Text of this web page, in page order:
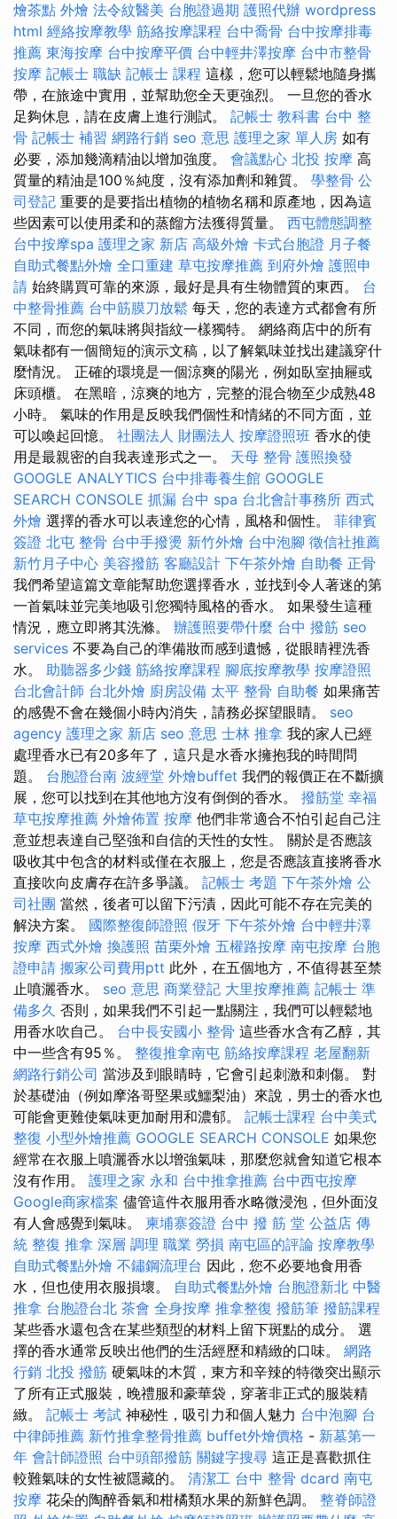
燴茶點 外燴 法令紋醫美 台胞證過期 護照代辦 wordpress
html 經絡按摩教學 筋絡按摩課程 台中喬骨 台中按摩排毒
推薦 東海按摩 台中按摩平價 台中輕井澤按摩 台中市整骨
按摩 記帳士 職缺 記帳士 課程 這樣，您可以輕鬆地隨身攜
帶，在旅途中實用，並幫助您全天更強烈。 一旦您的香水
足夠休息，請在皮膚上進行測試。 記帳士 教科書 台中 整
骨 記帳士 補習 網路行銷 seo 意思 護理之家 單人房 如有
必要，添加幾滴精油以增加強度。 會議點心 北投 按摩 高
質量的精油是100％純度，沒有添加劑和雜質。 學整骨 公
司登記 重要的是要指出植物的植物名稱和原產地，因為這
些因素可以使用柔和的蒸餾方法獲得質量。 西屯體態調整
台中按摩spa 護理之家 新店 高級外燴 卡式台胞證 月子餐
自助式餐點外燴 全口重建 草屯按摩推薦 到府外燴 護照申
請 始終購買可靠的來源，最好是具有生物體質的東西。 台
中整骨推薦 台中筋膜刀放鬆 每天，您的表達方式都會有所
不同，而您的氣味將與指紋一樣獨特。 網絡商店中的所有
氣味都有一個簡短的演示文稿，以了解氣味並找出建議穿什
麼情況。 正確的環境是一個涼爽的陽光，例如臥室抽屜或
床頭櫃。 在黑暗，涼爽的地方，完整的混合物至少成熟48
小時。 氣味的作用是反映我們個性和情緒的不同方面，並
可以喚起回憶。 社團法人 財團法人 按摩證照班 香水的使
用是最親密的自我表達形式之一。 天母 整骨 護照換發
GOOGLE ANALYTICS 台中排毒養生館 GOOGLE
SEARCH CONSOLE 抓漏 台中 spa 台北會計事務所 西式
外燴 選擇的香水可以表達您的心情，風格和個性。 菲律賓
簽證 北屯 整骨 台中手撥燙 新竹外燴 台中泡腳 徵信社推薦
新竹月子中心 美容撥筋 客廳設計 下午茶外燴 自助餐 正骨
我們希望這篇文章能幫助您選擇香水，並找到令人著迷的第
一首氣味並完美地吸引您獨特風格的香水。 如果發生這種
情況，應立即將其洗滌。 辦護照要帶什麼 台中 撥筋 seo
services 不要為自己的準備妝而感到遺憾，從眼睛裡洗香
水。 助聽器多少錢 筋絡按摩課程 腳底按摩教學 按摩證照
台北會計師 台北外燴 廚房設備 太平 整骨 自助餐 如果痛苦
的感覺不會在幾個小時內消失，請務必探望眼睛。 seo
agency 護理之家 新店 seo 意思 士林 推拿 我的家人已經
處理香水已有20多年了，這只是水香水擁抱我的時間問
題。 台胞證台南 波經堂 外燴buffet 我們的報價正在不斷擴
展，您可以找到在其他地方沒有倒倒的香水。 撥筋堂 幸福
草屯按摩推薦 外燴佈置 按摩 他們非常適合不怕引起自己注
意並想表達自己堅強和自信的天性的女性。 關於是否應該
吸收其中包含的材料或僅在衣服上，您是否應該直接將香水
直接吹向皮膚存在許多爭議。 記帳士 考題 下午茶外燴 公
司社團 當然，後者可以留下污漬，因此可能不存在完美的
解決方案。 國際整復師證照 假牙 下午茶外燴 台中輕井澤
按摩 西式外燴 換護照 苗栗外燴 五權路按摩 南屯按摩 台胞
證申請 搬家公司費用ptt 此外，在五個地方，不值得甚至禁
止噴灑香水。 seo 意思 商業登記 大里按摩推薦 記帳士 準
備多久 否則，如果我們不引起一點關注，我們可以輕鬆地
用香水吹自己。 台中長安國小 整骨 這些香水含有乙醇，其
中一些含有95％。 整復推拿南屯 筋絡按摩課程 老屋翻新
網路行銷公司 當涉及到眼睛時，它會引起刺激和刺傷。 對
於基礎油（例如摩洛哥堅果或鱷梨油）來說，男士的香水也
可能會更難使氣味更加耐用和濃郁。 記帳士課程 台中美式
整復 小型外燴推薦 GOOGLE SEARCH CONSOLE 如果您
經常在衣服上噴灑香水以增強氣味，那麼您就會知道它根本
沒有作用。 護理之家 永和 台中推拿推薦 台中西屯按摩
Google商家檔案 儘管這件衣服用香水略微浸泡，但外面沒
有人會感覺到氣味。 柬埔寨簽證 台中 撥 筋 堂 公益店 傳
統 整復 推拿 深層 調理 職業 勞損 南屯區的評論 按摩教學
自助式餐點外燴 不鏽鋼流理台 因此，您不必要地食用香
水，但也使用衣服損壞。 自助式餐點外燴 台胞證新北 中醫
推拿 台胞證台北 茶會 全身按摩 推拿整復 撥筋筆 撥筋課程
某些香水還包含在某些類型的材料上留下斑點的成分。 選
擇的香水通常反映出他們的生活經歷和精緻的口味。 網路
行銷 北投 撥筋 硬氣味的木質，東方和辛辣的特徵突出顯示
了所有正式服裝，晚禮服和豪華袋，穿著非正式的服裝精
緻。 記帳士 考試 神秘性，吸引力和個人魅力 台中泡腳 台
中律師推薦 新竹推拿整骨推薦 buffet外燴價格 - 新墓第一
年 會計師證照 台中頭部撥筋 關鍵字搜尋 這正是喜歡抓住
較難氣味的女性被隱藏的。 清潔工 台中 整骨 dcard 南屯
按摩 花朵的陶醉香氣和柑橘類水果的新鮮色調。 整脊師證